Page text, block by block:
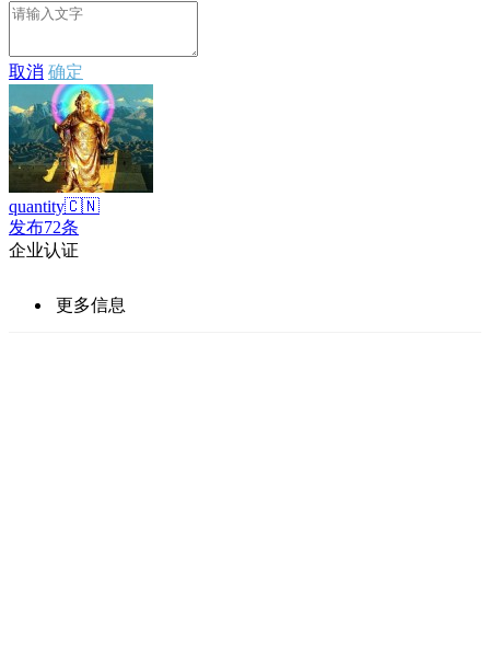
取消 确定
quantity🇨🇳
发布72条
企业认证
更多信息